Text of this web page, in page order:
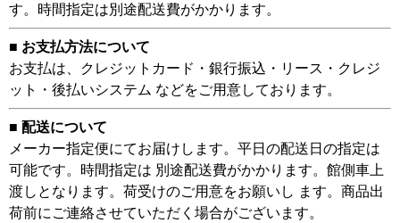
す。時間指定は別途配送費がかかります。
■ お支払方法について
お支払は、クレジットカード・銀行振込・リース・クレジ
ット・後払いシステム などをご用意しております。
■ 配送について
メーカー指定便にてお届けします。平日の配送日の指定は
可能です。時間指定は 別途配送費がかかります。館側車上
渡しとなります。荷受けのご用意をお願いし ます。商品出
荷前にご連絡させていただく場合がございます。